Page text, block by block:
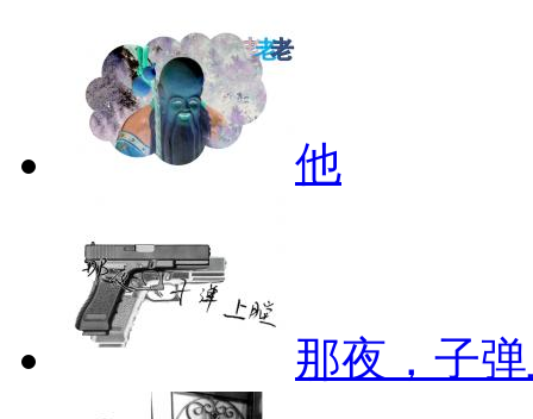
他
那夜，子